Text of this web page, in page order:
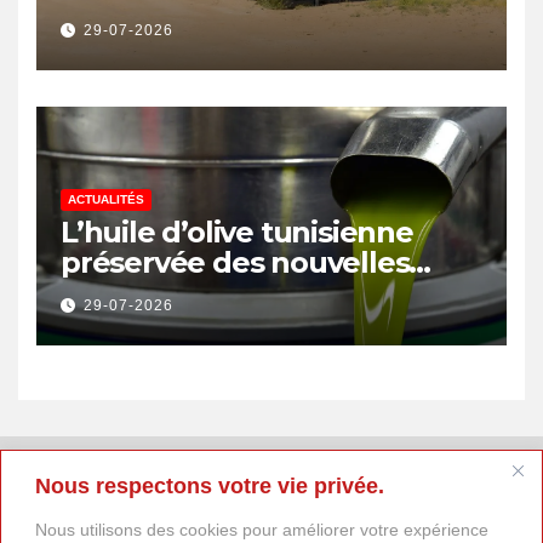
Nous respectons votre vie privée.
Nous utilisons des cookies pour améliorer votre expérience
pour renforcer la transition
énergétique et créer 400
emplois
29-07-2026
ACTUALITÉS
L’huile d’olive tunisienne
préservée des nouvelles
surtaxes américaines de
Donald Trump
29-07-2026